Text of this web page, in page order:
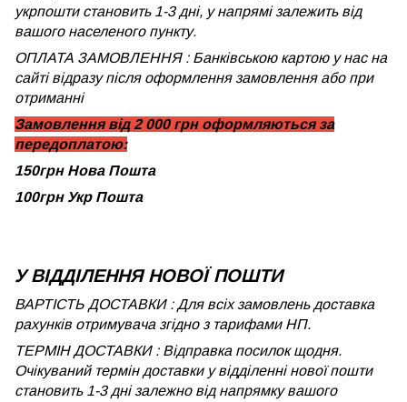
укрпошти становить 1-3 дні, у напрямі залежить від
вашого населеного пункту.
ОПЛАТА ЗАМОВЛЕННЯ : Банківською картою у нас на
сайті відразу після оформлення замовлення або при
отриманні
Замовлення від 2 000 грн оформляються за
передоплатою:
150грн Нова Пошта
100грн Укр Пошта
У ВІДДІЛЕННЯ НОВОЇ ПОШТИ
ВАРТІСТЬ ДОСТАВКИ : Для всіх замовлень доставка
рахунків отримувача згідно з тарифами НП.
ТЕРМІН ДОСТАВКИ : Відправка посилок щодня.
Очікуваний термін доставки у відділенні нової пошти
становить 1-3 дні залежно від напрямку вашого